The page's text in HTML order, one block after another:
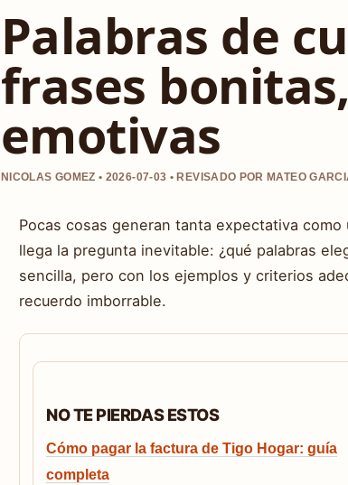
Palabras de
frases
emotivas
NICOLAS GOMEZ • 2026-07-03 • REVISADO POR MATEO
Pocas cosas generan tanta expectativa
llega la pregunta inevitable: ¿qué palabras
sencilla, pero con los ejemplos y criterios
recuerdo imborrable.
NO TE PIERDAS ESTOS
Cómo pagar la factura de Tigo Hogar: guía
completa